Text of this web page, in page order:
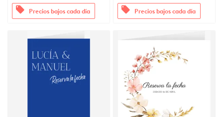
offers Precios bajos cada día offers Precios bajos cada día